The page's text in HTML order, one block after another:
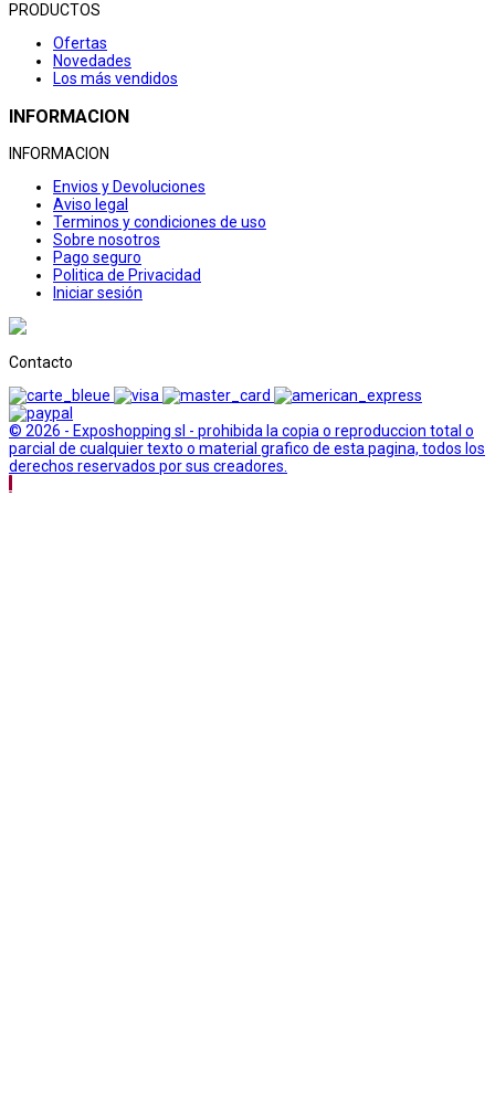
PRODUCTOS
Ofertas
Novedades
Los más vendidos
INFORMACION
INFORMACION
Envios y Devoluciones
Aviso legal
Terminos y condiciones de uso
Sobre nosotros
Pago seguro
Politica de Privacidad
Iniciar sesión
Contacto
© 2026 - Exposhopping sl - prohibida la copia o reproduccion total o
parcial de cualquier texto o material grafico de esta pagina, todos los
derechos reservados por sus creadores.